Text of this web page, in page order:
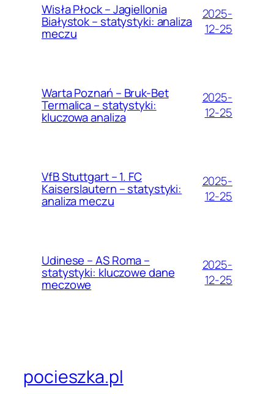
Wisła Płock – Jagiellonia
Białystok – statystyki: analiza
meczu
2025-
12-25
Warta Poznań – Bruk-Bet
Termalica – statystyki:
kluczowa analiza
2025-
12-25
VfB Stuttgart – 1. FC
Kaiserslautern – statystyki:
analiza meczu
2025-
12-25
Udinese – AS Roma –
statystyki: kluczowe dane
meczowe
2025-
12-25
pocieszka.pl